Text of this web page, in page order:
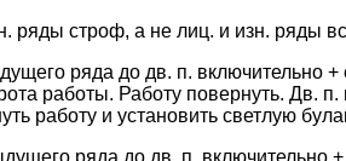
ряды строф, а не лиц. и изн. ряды
ряда до дв. п. включительно
работы. Работу повернуть. Дв.
работу и установить светлую
ряда до дв. п. включительно